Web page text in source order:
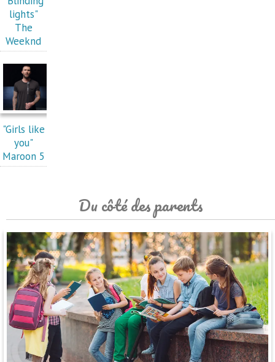
lights"
The
Weeknd
"Girls like
you"
Maroon 5
Du côté des parents